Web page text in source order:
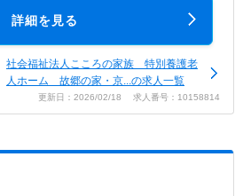
詳細を見る
社会福祉法人こころの家族 特別養護老
人ホーム 故郷の家・京...の求人一覧
更新日：2026/02/18 求人番号：10158814